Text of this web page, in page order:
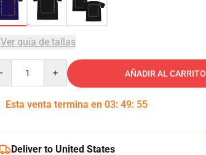
Ver guía de tallas
AÑADIR AL CARRITO
Esta venta termina en 03: 49: 54
Deliver to United States